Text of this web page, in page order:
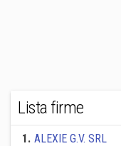
Lista firme
1. ALEXIE G.V. SRL